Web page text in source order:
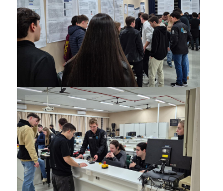
Resultados foram mostrados
em pôsteres, maquetes,
protótipos e outros materiais
Estudantes apresentaram
projetos elaborados ao longo
do semestre